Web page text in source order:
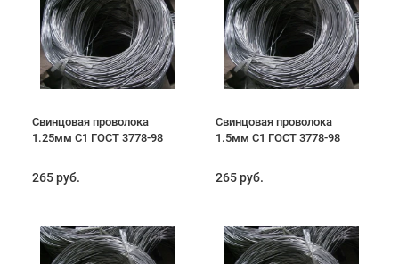
Свинцовая проволока
1.25мм С1 ГОСТ 3778-98
265 руб.
Свинцовая проволока
1.5мм С1 ГОСТ 3778-98
265 руб.